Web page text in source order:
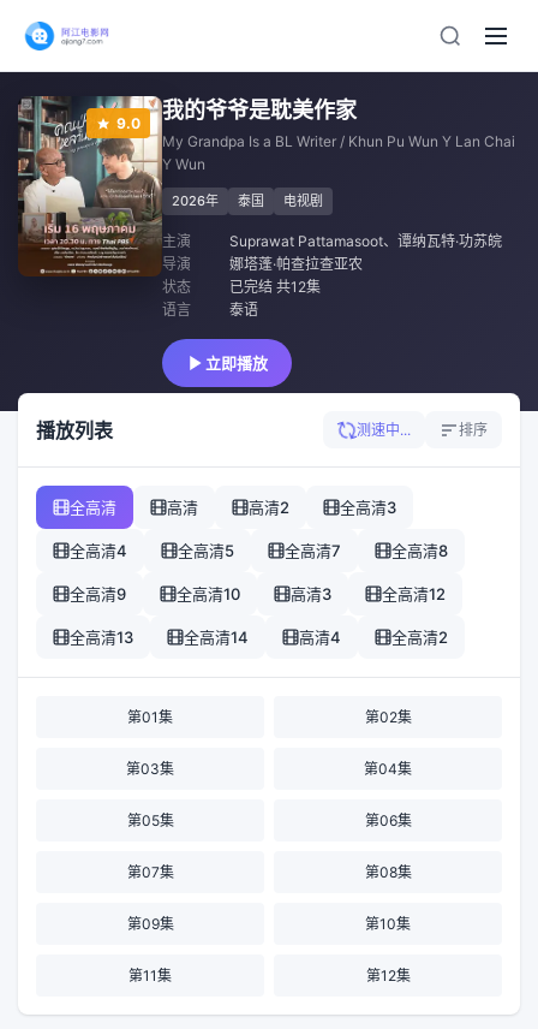
9.0
我的爷爷是耽美作家
My Grandpa Is a BL Writer / Khun Pu Wun Y Lan Chai
Y Wun
2026年 泰国 电视剧
主演 Suprawat Pattamasoot、 谭纳瓦特·功苏皖
导演
娜塔蓬·帕查拉查亚农
状态
已完结 共12集
语言
泰语
立即播放
播放列表 测速中... 排序
全高清 高清 高清2 全高清3
全高清4 全高清5 全高清7 全高清8
全高清9 全高清10 高清3 全高清12
全高清13 全高清14 高清4 全高清2
第01集 第02集
第03集 第04集
第05集 第06集
第07集 第08集
第09集 第10集
第11集 第12集